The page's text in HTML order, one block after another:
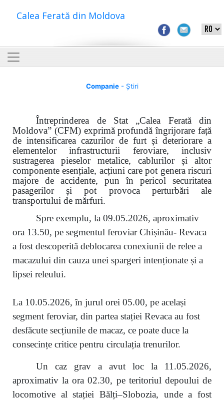
Calea Ferată din Moldova
Companie- Știri
Întreprinderea de Stat „Calea Ferată din
Moldova” (CFM) exprimă profundă îngrijorare față
de intensificarea cazurilor de furt și deteriorare a
elementelor infrastructurii feroviare, inclusiv
sustragerea pieselor metalice, cablurilor și altor
componente esențiale, acțiuni care pot genera riscuri
majore de accidente, pun în pericol securitatea
pasagerilor și pot provoca perturbări ale
transportului de mărfuri.
Spre exemplu, la 09.05.2026, aproximativ
ora 13.50, pe segmentul feroviar Chișinău- Revaca
a fost descoperită deblocarea conexiunii de relee a
macazului din cauza unei spargeri intenționate și a
lipsei releului.
La 10.05.2026, în jurul orei 05.00, pe același
segment feroviar, din partea stației Revaca au fost
desfăcute secțiunile de macaz, ce poate duce la
consecințe critice pentru circulația trenurilor.
Un caz grav a avut loc la 11.05.2026,
aproximativ la ora 02.30, pe teritoriul depoului de
locomotive al stației Bălți–Slobozia, unde a fost